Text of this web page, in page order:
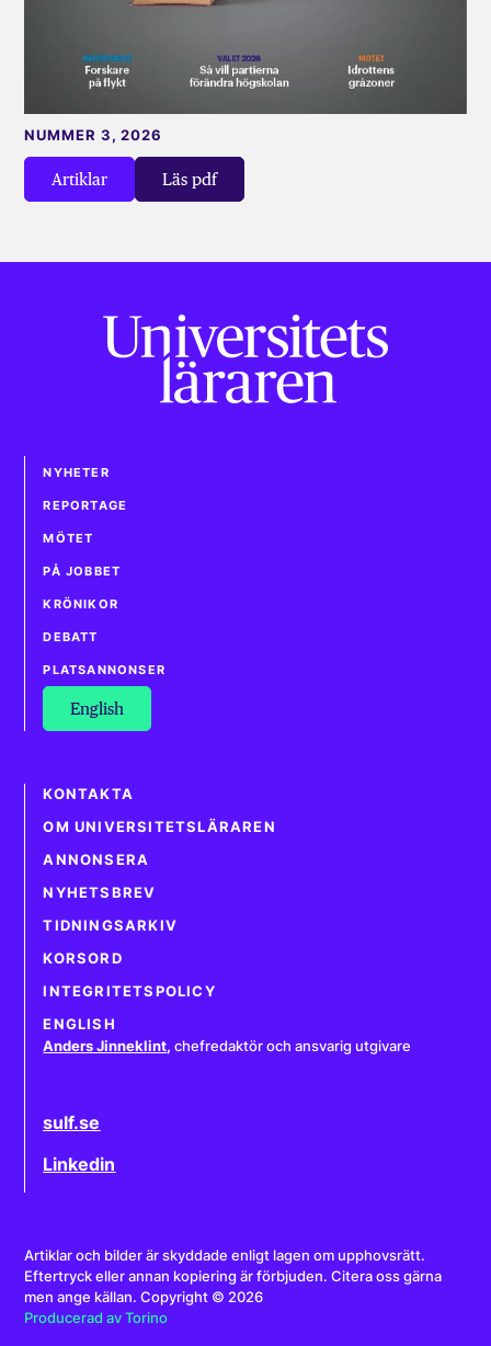
Artiklar Läs pdf
NUMMER 3, 2026
NYHETER
REPORTAGE
MÖTET
PÅ JOBBET
KRÖNIKOR
DEBATT
PLATSANNONSER
English
KONTAKTA
OM UNIVERSITETSLÄRAREN
ANNONSERA
NYHETSBREV
TIDNINGSARKIV
KORSORD
INTEGRITETSPOLICY
ENGLISH
Anders Jinneklint, chefredaktör och ansvarig utgivare
sulf.se
Linkedin
Artiklar och bilder är skyddade enligt lagen om upphovsrätt.
Eftertryck eller annan kopiering är förbjuden. Citera oss gärna
men ange källan. Copyright © 2026
Producerad av Torino